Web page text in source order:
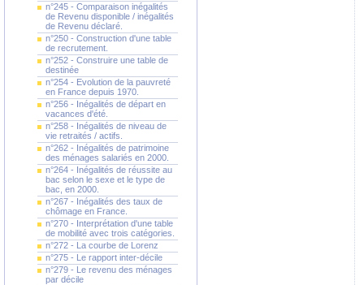
n°245 - Comparaison inégalités
de Revenu disponible / inégalités
de Revenu déclaré.
n°250 - Construction d'une table
de recrutement.
n°252 - Construire une table de
destinée
n°254 - Evolution de la pauvreté
en France depuis 1970.
n°256 - Inégalités de départ en
vacances d'été.
n°258 - Inégalités de niveau de
vie retraités / actifs.
n°262 - Inégalités de patrimoine
des ménages salariés en 2000.
n°264 - Inégalités de réussite au
bac selon le sexe et le type de
bac, en 2000.
n°267 - Inégalités des taux de
chômage en France.
n°270 - Interprétation d'une table
de mobilité avec trois catégories.
n°272 - La courbe de Lorenz
n°275 - Le rapport inter-décile
n°279 - Le revenu des ménages
par décile